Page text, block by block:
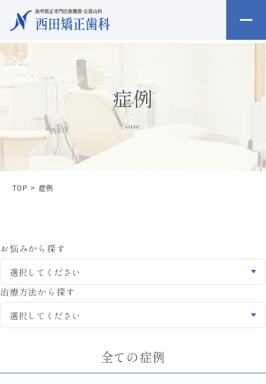
症例
case
TOP 症例
お悩みから探す
治療方法から探す
全ての症例